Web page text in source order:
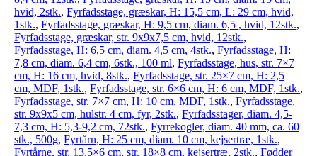
hvid, 2stk., Fyrfadsstage, græskar, H: 15,5 cm, L: 29 cm, hvid,
1stk., Fyrfadsstage, græskar, H: 9,5 cm, diam. 6,5 , hvid, 12stk.,
Fyrfadsstage, græskar, str. 9x9x7,5 cm, hvid, 12stk.,
Fyrfadsstage, H: 6,5 cm, diam. 4,5 cm, 4stk., Fyrfadsstage, H:
7,8 cm, diam. 6,4 cm, 6stk., 100 ml, Fyrfadsstage, hus, str. 7×7
cm, H: 16 cm, hvid, 8stk., Fyrfadsstage, str. 25×7 cm, H: 2,5
cm, MDF, 1stk., Fyrfadsstage, str. 6×6 cm, H: 6 cm, MDF, 1stk.,
Fyrfadsstage, str. 7×7 cm, H: 10 cm, MDF, 1stk., Fyrfadsstage,
str. 9x9x5 cm, hulstr. 4 cm, fyr, 2stk., Fyrfadsstager, diam. 4,5-
7,3 cm, H: 5,3-9,2 cm, 72stk., Fyrrekogler, diam. 40 mm, ca. 60
stk., 500g, Fyrtårn, H: 25 cm, diam. 10 cm, kejsertræ, 1stk.,
Fyrtårne, str. 13,5×6 cm, str. 18×8 cm, kejsertræ, 2stk., Fødder